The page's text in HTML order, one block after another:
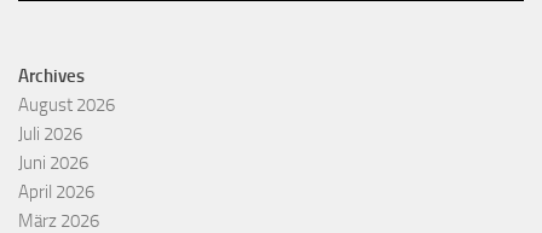
Archives
August 2026
Juli 2026
Juni 2026
April 2026
März 2026